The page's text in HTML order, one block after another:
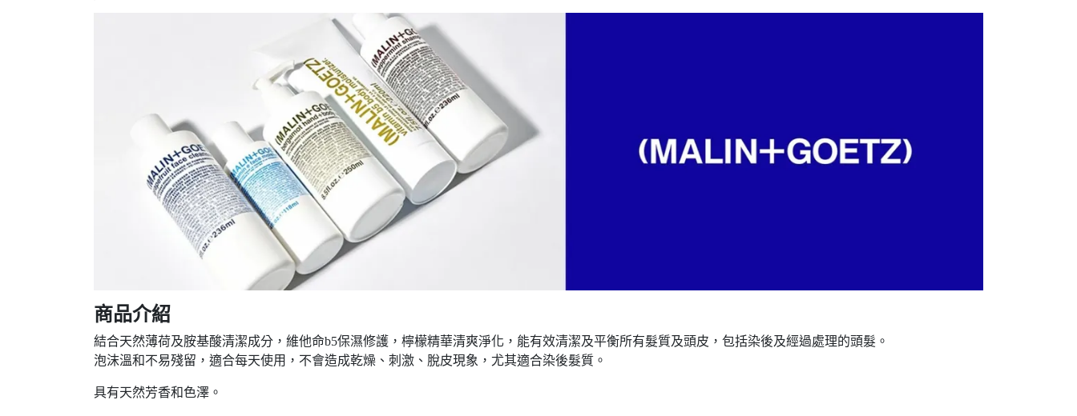
商品介紹
結合天然薄荷及胺基酸清潔成分，維他命b5保濕修護，檸檬精華清爽淨化，能有效清潔及平衡所有髮質及頭皮，包括染後及經過處理的頭髮。
泡沫溫和不易殘留，適合每天使用，不會造成乾燥、刺激、脫皮現象，尤其適合染後髮質。
具有天然芳香和色澤。